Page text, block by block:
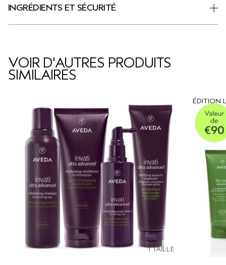
INGRÉDIENTS ET SÉCURITÉ
VOIR D'AUTRES PRODUITS
SIMILAIRES
1 TAILLE
ÉDITION